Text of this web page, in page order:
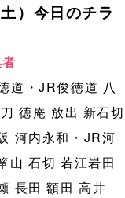
）今日のチラ
道・JR俊徳道 八
徳庵 放出 新石切
河内永和・JR河
山 石切 若江岩田
長田 額田 高井